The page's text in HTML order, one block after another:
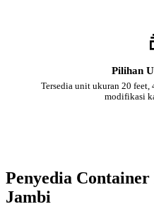
Pilihan
Tersedia unit ukuran 20
modifikasi
Penyedia
Jambi